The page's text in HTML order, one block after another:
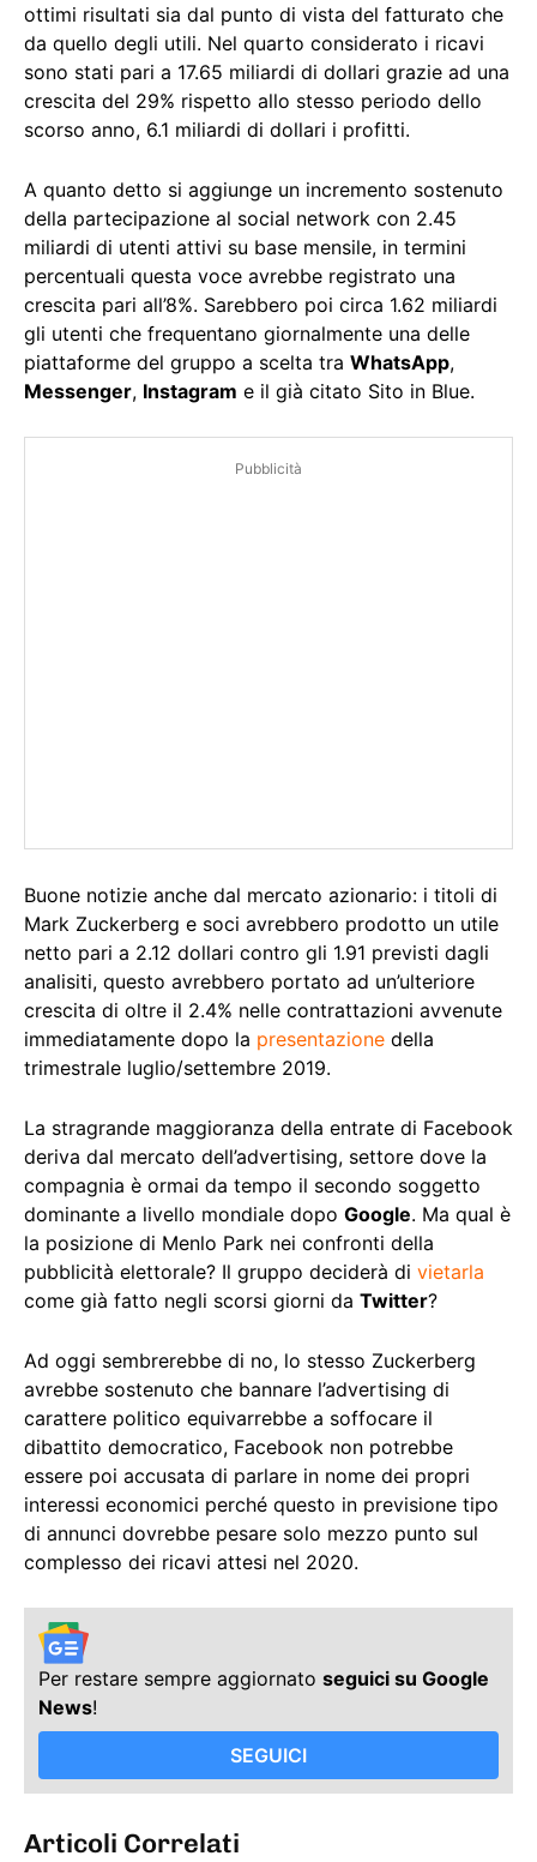
ottimi risultati sia dal punto di vista del fatturato che
da quello degli utili. Nel quarto considerato i ricavi
sono stati pari a 17.65 miliardi di dollari grazie ad una
crescita del 29% rispetto allo stesso periodo dello
scorso anno, 6.1 miliardi di dollari i profitti.
A quanto detto si aggiunge un incremento sostenuto
della partecipazione al social network con 2.45
miliardi di utenti attivi su base mensile, in termini
percentuali questa voce avrebbe registrato una
crescita pari all’8%. Sarebbero poi circa 1.62 miliardi
gli utenti che frequentano giornalmente una delle
piattaforme del gruppo a scelta tra WhatsApp,
Messenger, Instagram e il già citato Sito in Blue.
Pubblicità
Buone notizie anche dal mercato azionario: i titoli di
Mark Zuckerberg e soci avrebbero prodotto un utile
netto pari a 2.12 dollari contro gli 1.91 previsti dagli
analisiti, questo avrebbero portato ad un’ulteriore
crescita di oltre il 2.4% nelle contrattazioni avvenute
immediatamente dopo la presentazione della
trimestrale luglio/settembre 2019.
La stragrande maggioranza della entrate di Facebook
deriva dal mercato dell’advertising, settore dove la
compagnia è ormai da tempo il secondo soggetto
dominante a livello mondiale dopo Google. Ma qual è
la posizione di Menlo Park nei confronti della
pubblicità elettorale? Il gruppo deciderà di vietarla
come già fatto negli scorsi giorni da Twitter?
Ad oggi sembrerebbe di no, lo stesso Zuckerberg
avrebbe sostenuto che bannare l’advertising di
carattere politico equivarrebbe a soffocare il
dibattito democratico, Facebook non potrebbe
essere poi accusata di parlare in nome dei propri
interessi economici perché questo in previsione tipo
di annunci dovrebbe pesare solo mezzo punto sul
complesso dei ricavi attesi nel 2020.
Per restare sempre aggiornato seguici su Google
News!
SEGUICI
Articoli Correlati